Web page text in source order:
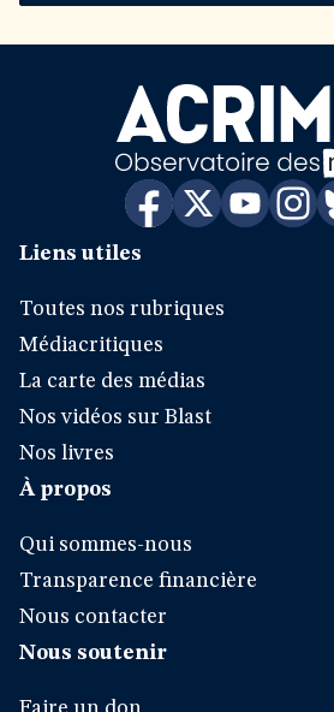
Liens utiles
Toutes nos rubriques
Médiacritiques
La carte des médias
Nos vidéos sur Blast
Nos livres
À propos
Qui sommes-nous
Transparence financière
Nous contacter
Nous soutenir